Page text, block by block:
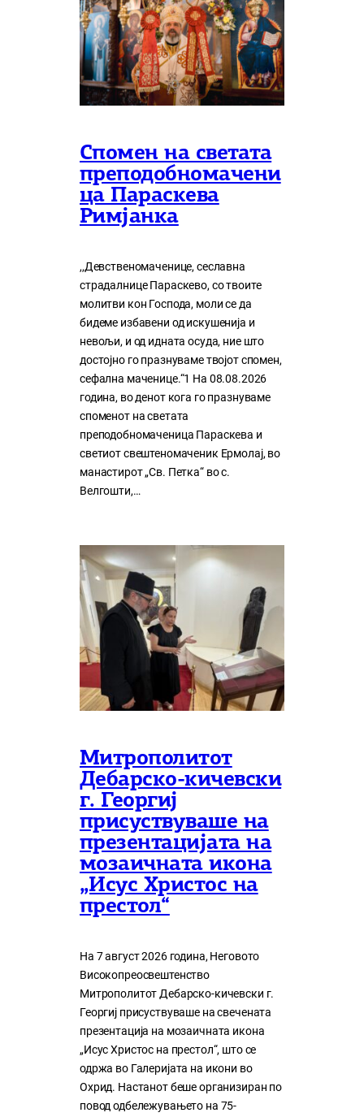
Спомен на светата
преподобномачени
ца Параскева
Римјанка
,,Девственомаченице, сеславна
страдалнице Параскево, со твоите
молитви кон Господа, моли се да
бидеме избавени од искушенија и
невољи, и од идната осуда, ние што
достојно го празнуваме твојот спомен,
сефална маченице.“1 На 08.08.2026
година, во денот кога го празнуваме
споменот на светата
преподобномаченица Параскева и
светиот свештеномаченик Ермолај, во
манастирот „Св. Петка“ во с.
Велгошти,…
Митрополитот
Дебарско-кичевски
г. Георгиј
присуствуваше на
презентацијата на
мозаичната икона
„Исус Христос на
престол“
На 7 август 2026 година, Неговото
Високопреосвештенство
Митрополитот Дебарско-кичевски г.
Георгиј присуствуваше на свечената
презентација на мозаичната икона
„Исус Христос на престол“, што се
одржа во Галеријата на икони во
Охрид. Настанот беше организиран по
повод одбележувањето на 75-